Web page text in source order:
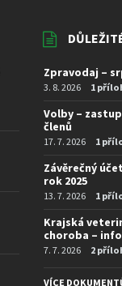
Zpravodaj –
3. 8. 2026 1
Volby –
členů
17. 7. 2026 1
Závěrečný
rok 2025
13. 7. 2026 1
Krajská
choroba –
7. 7. 2026 2
VÍCE